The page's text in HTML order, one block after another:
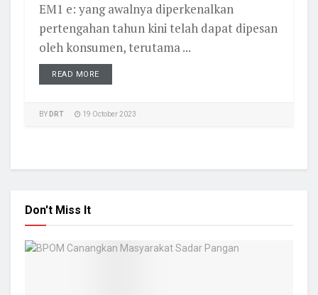
EM1 e: yang awalnya diperkenalkan
pertengahan tahun kini telah dapat dipesan
oleh konsumen, terutama ...
READ MORE
BY DRT 19 October 2023
Don't Miss It